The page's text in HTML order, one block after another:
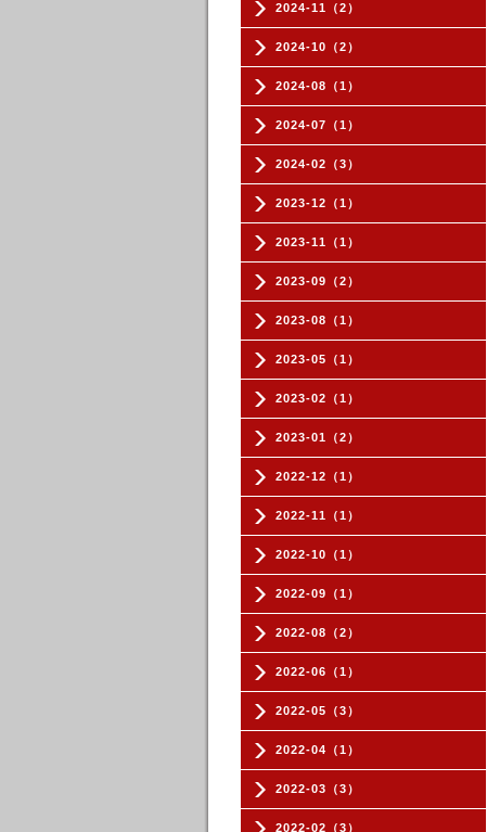
2024-11（2）
2024-10（2）
2024-08（1）
2024-07（1）
2024-02（3）
2023-12（1）
2023-11（1）
2023-09（2）
2023-08（1）
2023-05（1）
2023-02（1）
2023-01（2）
2022-12（1）
2022-11（1）
2022-10（1）
2022-09（1）
2022-08（2）
2022-06（1）
2022-05（3）
2022-04（1）
2022-03（3）
2022-02（3）